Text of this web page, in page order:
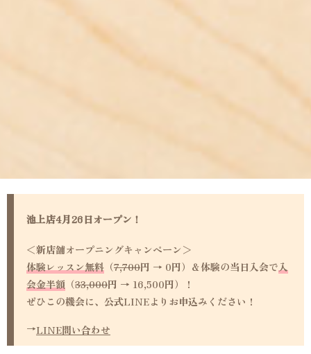
池上店4月26日オープン！
＜新店舗オープニングキャンペーン＞
体験レッスン無料 （7,700円 → 0円）＆体験の当日入会で入
会金半額 （33,000円 → 16,500円）！
ぜひこの機会に、公式LINEよりお申込みください！
→LINE問い合わせ